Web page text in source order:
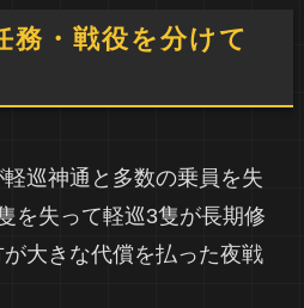
務・戦役を分けて
巡神通と多数の乗員を失
を失って軽巡3隻が長期修
大きな代償を払った夜戦